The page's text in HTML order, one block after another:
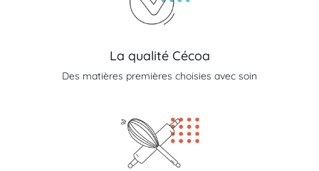
La qualité Cécoa
Des matières premières choisies avec soin